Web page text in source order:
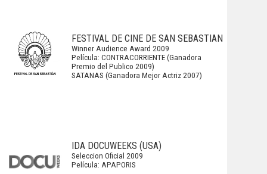
FESTIVAL DE CINE DE SAN SEBASTIAN
Winner Audience Award 2009
Película: CONTRACORRIENTE (Ganadora
Premio del Publico 2009)
SATANAS (Ganadora Mejor Actriz 2007)
IDA DOCUWEEKS (USA)
Seleccion Oficial 2009
Película: APAPORIS